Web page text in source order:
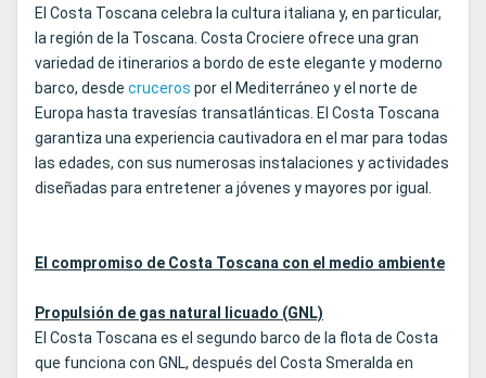
El Costa Toscana celebra la cultura italiana y, en particular,
la región de la Toscana. Costa Crociere ofrece una gran
variedad de itinerarios a bordo de este elegante y moderno
barco, desde cruceros por el Mediterráneo y el norte de
Europa hasta travesías transatlánticas. El Costa Toscana
garantiza una experiencia cautivadora en el mar para todas
las edades, con sus numerosas instalaciones y actividades
diseñadas para entretener a jóvenes y mayores por igual.
El compromiso de Costa Toscana con el medio ambiente
Propulsión de gas natural licuado (GNL)
El Costa Toscana es el segundo barco de la flota de Costa
que funciona con GNL, después del Costa Smeralda en